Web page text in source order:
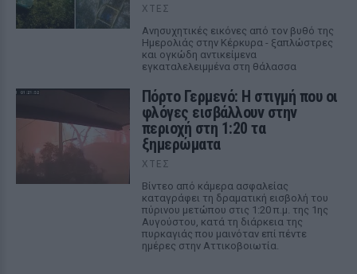
ΧΤΕΣ
Ανησυχητικές εικόνες από τον βυθό της
Ημερολιάς στην Κέρκυρα - ξαπλώστρες
και ογκώδη αντικείμενα
εγκαταλελειμμένα στη θάλασσα
Πόρτο Γερμενό: Η στιγμή που οι
φλόγες εισβάλλουν στην
περιοχή στη 1:20 τα
ξημερώματα
ΧΤΕΣ
Βίντεο από κάμερα ασφαλείας
καταγράφει τη δραματική εισβολή του
πύρινου μετώπου στις 1:20 π.μ. της 1ης
Αυγούστου, κατά τη διάρκεια της
πυρκαγιάς που μαινόταν επί πέντε
ημέρες στην Αττικοβοιωτία.